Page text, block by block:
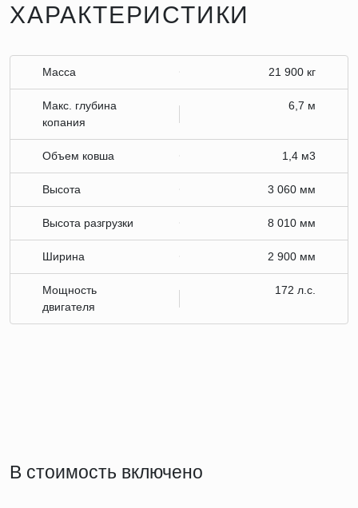
ХАРАКТЕРИСТИКИ
Масса 21 900 кг
Макс. глубина
копания
6,7 м
Объем ковша 1,4 м3
Высота 3 060 мм
Высота разгрузки 8 010 мм
Ширина 2 900 мм
Мощность
двигателя
172 л.с.
В стоимость включено